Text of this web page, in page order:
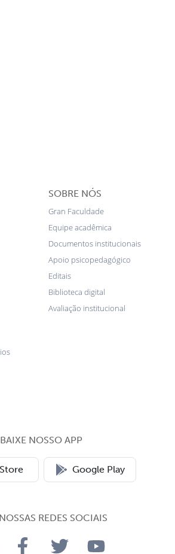
SOBRE NÓS
Gran Faculdade
Equipe acadêmica
Documentos institucionais
Apoio psicopedagógico
Editais
Biblioteca digital
Avaliação institucional
BAIXE NOSSO APP
Google Play
REDES SOCIAIS